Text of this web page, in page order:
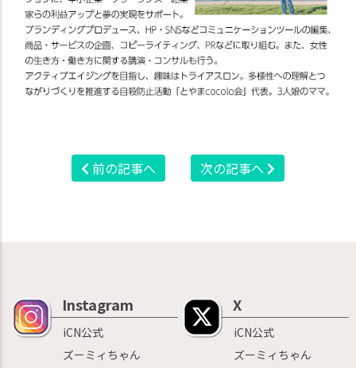
前の記事へ 次の記事へ
Instagram
iCN公式
ズーミィちゃん
X
iCN公式
ズーミィちゃん